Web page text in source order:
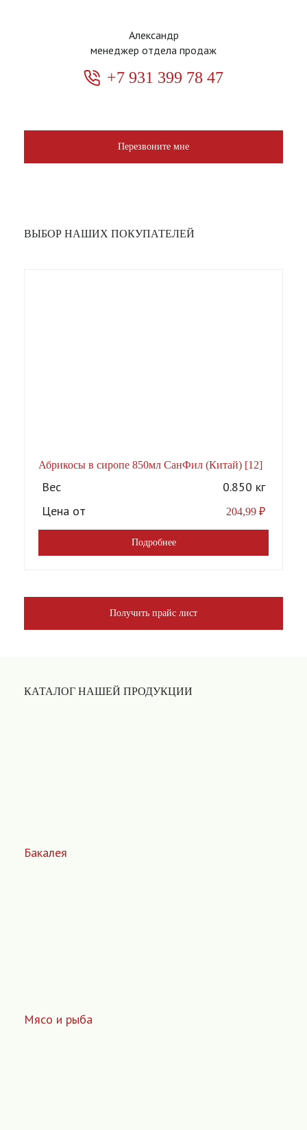
Александр
менеджер отдела продаж
+7 931 399 78 47
Перезвоните мне
ВЫБОР НАШИХ ПОКУПАТЕЛЕЙ
Абрикосы в сиропе 850мл СанФил (Китай) [12]
Вес
0.850 кг
Цена от
204,99 ₽
Подробнее
Получить прайс лист
КАТАЛОГ НАШЕЙ ПРОДУКЦИИ
Бакалея
Мясо и рыба